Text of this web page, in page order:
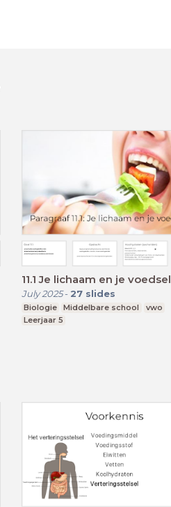
11.1 Je lichaam en je voedsel
July 2025- 27 slides
Biologie Middelbare school
vwo
Leerjaar 5